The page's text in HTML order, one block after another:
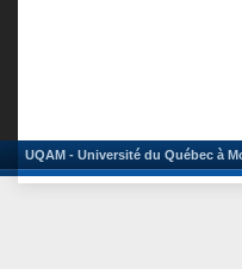
UQAM - Université du Québec à